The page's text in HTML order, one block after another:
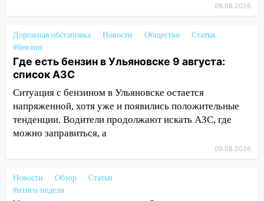
Ульяновске
11:00 В Ульяновской области люди в
СНТ сидят без света
10:13 Прокуратура подвела итоги
недели в Ульяновской области
09:18 Из-за ливня заблокировано
движение трамваев в Ульяновске
автоподставы и атака беспилотников:
важные итоги прошедшей недели в
09.08.2026
Дорожная обстановка Новости Общество
Статьи
#бензин
Где есть бензин в Ульяновске 9 августа:
список АЗС
Ситуация с бензином в Ульяновске остается
напряженной, хотя уже и появились положительные
тенденции. Водители продолжают искать АЗС, где
можно заправиться, а
09.08.2026
Новости Обзор
Статьи
#итоги недели